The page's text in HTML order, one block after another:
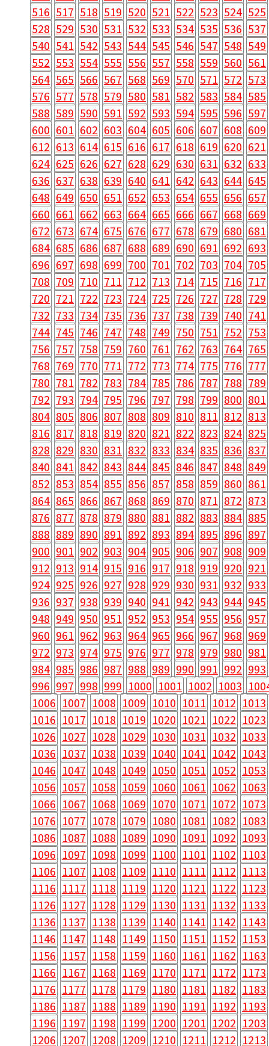
516 517 518 519 520 521 522 523 524 525
528 529 530 531 532 533 534 535 536 537
540 541 542 543 544 545 546 547 548 549
552 553 554 555 556 557 558 559 560 561
564 565 566 567 568 569 570 571 572 573
576 577 578 579 580 581 582 583 584 585
588 589 590 591 592 593 594 595 596 597
600 601 602 603 604 605 606 607 608 609
612 613 614 615 616 617 618 619 620 621
624 625 626 627 628 629 630 631 632 633
636 637 638 639 640 641 642 643 644 645
648 649 650 651 652 653 654 655 656 657
660 661 662 663 664 665 666 667 668 669
672 673 674 675 676 677 678 679 680 681
684 685 686 687 688 689 690 691 692 693
696 697 698 699 700 701 702 703 704 705
708 709 710 711 712 713 714 715 716 717
720 721 722 723 724 725 726 727 728 729
732 733 734 735 736 737 738 739 740 741
744 745 746 747 748 749 750 751 752 753
756 757 758 759 760 761 762 763 764 765
768 769 770 771 772 773 774 775 776 777
780 781 782 783 784 785 786 787 788 789
792 793 794 795 796 797 798 799 800 801
804 805 806 807 808 809 810 811 812 813
816 817 818 819 820 821 822 823 824 825
828 829 830 831 832 833 834 835 836 837
840 841 842 843 844 845 846 847 848 849
852 853 854 855 856 857 858 859 860 861
864 865 866 867 868 869 870 871 872 873
876 877 878 879 880 881 882 883 884 885
888 889 890 891 892 893 894 895 896 897
900 901 902 903 904 905 906 907 908 909
912 913 914 915 916 917 918 919 920 921
924 925 926 927 928 929 930 931 932 933
936 937 938 939 940 941 942 943 944 945
948 949 950 951 952 953 954 955 956 957
960 961 962 963 964 965 966 967 968 969
972 973 974 975 976 977 978 979 980 981
984 985 986 987 988 989 990 991 992 993
996 997 998 999 1000 1001 1002 1003
1006 1007 1008 1009 1010 1011 1012 1013
1016 1017 1018 1019 1020 1021 1022 1023
1026 1027 1028 1029 1030 1031 1032 1033
1036 1037 1038 1039 1040 1041 1042 1043
1046 1047 1048 1049 1050 1051 1052 1053
1056 1057 1058 1059 1060 1061 1062 1063
1066 1067 1068 1069 1070 1071 1072 1073
1076 1077 1078 1079 1080 1081 1082 1083
1086 1087 1088 1089 1090 1091 1092 1093
1096 1097 1098 1099 1100 1101 1102 1103
1106 1107 1108 1109 1110 1111 1112 1113
1116 1117 1118 1119 1120 1121 1122 1123
1126 1127 1128 1129 1130 1131 1132 1133
1136 1137 1138 1139 1140 1141 1142 1143
1146 1147 1148 1149 1150 1151 1152 1153
1156 1157 1158 1159 1160 1161 1162 1163
1166 1167 1168 1169 1170 1171 1172 1173
1176 1177 1178 1179 1180 1181 1182 1183
1186 1187 1188 1189 1190 1191 1192 1193
1196 1197 1198 1199 1200 1201 1202 1203
1206 1207 1208 1209 1210 1211 1212 1213